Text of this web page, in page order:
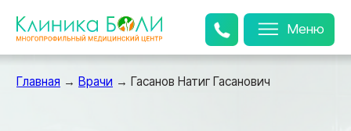
Меню
Главная→Врачи→ Гасанов Натиг Гасанович